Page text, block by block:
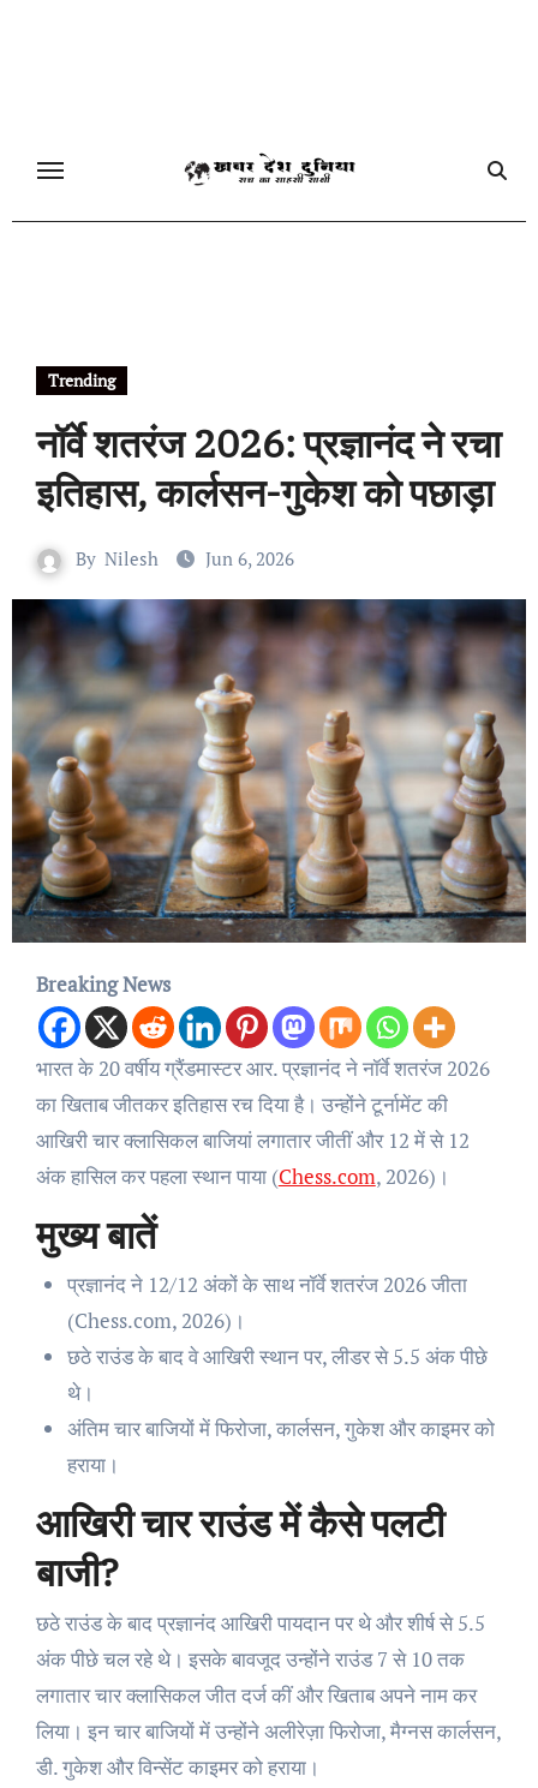
Trending
नॉर्वे शतरंज 2026: प्रज्ञानंद ने रचा
इतिहास, कार्लसन-गुकेश को पछाड़ा
By Nilesh Jun 6, 2026
Breaking News
भारत के 20 वर्षीय ग्रैंडमास्टर आर. प्रज्ञानंद ने नॉर्वे शतरंज 2026
का खिताब जीतकर इतिहास रच दिया है। उन्होंने टूर्नामेंट की
आखिरी चार क्लासिकल बाजियां लगातार जीतीं और 12 में से 12
अंक हासिल कर पहला स्थान पाया (Chess.com, 2026)।
मुख्य बातें
प्रज्ञानंद ने 12/12 अंकों के साथ नॉर्वे शतरंज 2026 जीता
(Chess.com, 2026)।
छठे राउंड के बाद वे आखिरी स्थान पर, लीडर से 5.5 अंक पीछे
थे।
अंतिम चार बाजियों में फिरोजा, कार्लसन, गुकेश और काइमर को
हराया।
आखिरी चार राउंड में कैसे पलटी
बाजी?
छठे राउंड के बाद प्रज्ञानंद आखिरी पायदान पर थे और शीर्ष से 5.5
अंक पीछे चल रहे थे। इसके बावजूद उन्होंने राउंड 7 से 10 तक
लगातार चार क्लासिकल जीत दर्ज कीं और खिताब अपने नाम कर
लिया। इन चार बाजियों में उन्होंने अलीरेज़ा फिरोजा, मैग्नस कार्लसन,
डी. गुकेश और विन्सेंट काइमर को हराया।